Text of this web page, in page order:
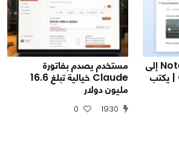
جوجل تغيّر NotebookLM إلى
Gemini Notebook | يكتب
مستخدم يصدم بفاتورة
Claude خيالية تبلغ 16.6
مليون دولار
1930
0